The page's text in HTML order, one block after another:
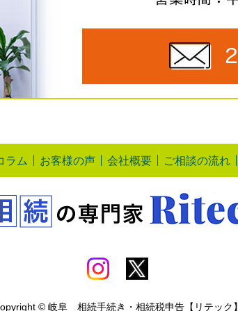
ラム お客様の声 会社概要 ご相談の流れ
© 岐阜 相続手続き・相続税申告【リテック】